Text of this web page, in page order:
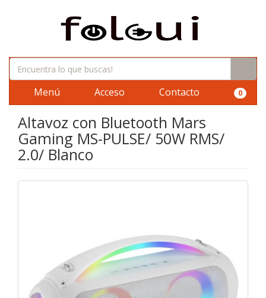
Menú Acceso Contacto 0
Altavoz con Bluetooth Mars
Gaming MS-PULSE/ 50W RMS/
2.0/ Blanco